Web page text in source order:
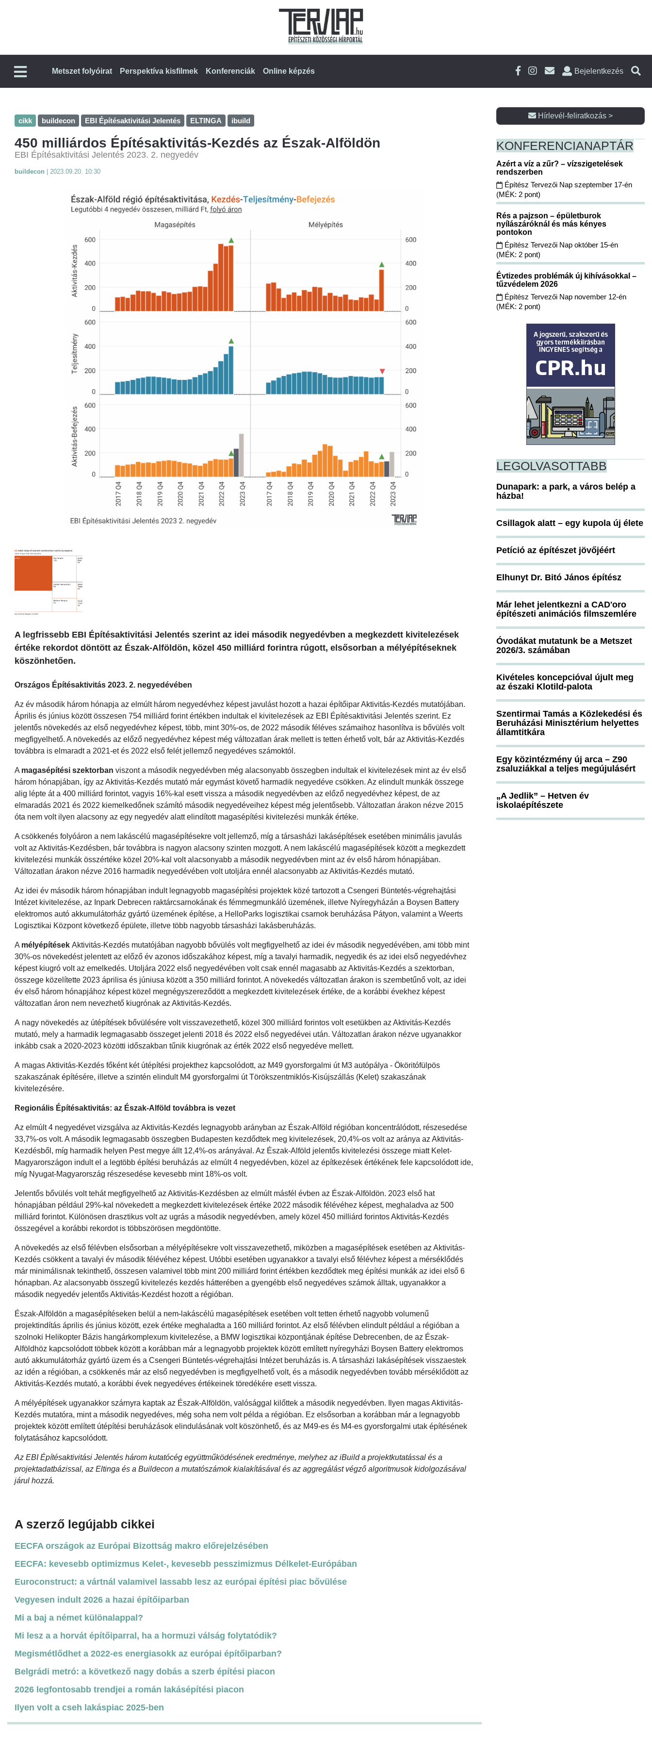
Metszet folyóirat Perspektíva kisfilmek Konferenciák Online képzés Bejelentkezés
cikk buildecon EBI Építésaktivitási Jelentés ELTINGA ibuild
450 milliárdos Építésaktivitás-Kezdés az Észak-Alföldön
EBI Építésaktivitási Jelentés 2023. 2. negyedév
buildecon 2023.09.20. 10:30
A legfrissebb EBI Építésaktivitási Jelentés szerint az idei második negyedévben a megkezdett kivitelezések
értéke rekordot döntött az Észak-Alföldön, közel 450 milliárd forintra rúgott, elsősorban a mélyépítéseknek
köszönhetően.
Országos Építésaktivitás 2023. 2. negyedévében
Az év második három hónapja az elmúlt három negyedévhez képest javulást hozott a hazai építőipar Aktivitás-Kezdés mutatójában.
Április és június között összesen 754 milliárd forint értékben indultak el kivitelezések az EBI Építésaktivitási Jelentés szerint. Ez
jelentős növekedés az első negyedévhez képest, több, mint 30%-os, de 2022 második féléves számaihoz hasonlítva is bővülés volt
megfigyelhető. A növekedés az előző negyedévhez képest még változatlan árak mellett is tetten érhető volt, bár az Aktivitás-Kezdés
továbbra is elmaradt a 2021-et és 2022 első felét jellemző negyedéves számoktól.
A magasépítési szektorban viszont a második negyedévben még alacsonyabb összegben indultak el kivitelezések mint az év első
három hónapjában, így az Aktivitás-Kezdés mutató már egymást követő harmadik negyedéve csökken. Az elindult munkák összege
alig lépte át a 400 milliárd forintot, vagyis 16%-kal esett vissza a második negyedévben az előző negyedévhez képest, de az
elmaradás 2021 és 2022 kiemelkedőnek számító második negyedéveihez képest még jelentősebb. Változatlan árakon nézve 2015
óta nem volt ilyen alacsony az egy negyedév alatt elindított magasépítési kivitelezési munkák értéke.
A csökkenés folyóáron a nem lakáscélú magasépítésekre volt jellemző, míg a társasházi lakásépítések esetében minimális javulás
volt az Aktivitás-Kezdésben, bár továbbra is nagyon alacsony szinten mozgott. A nem lakáscélú magasépítések között a megkezdett
kivitelezési munkák összértéke közel 20%-kal volt alacsonyabb a második negyedévben mint az év első három hónapjában.
Változatlan árakon nézve 2016 harmadik negyedévében volt utoljára ennél alacsonyabb az Aktivitás-Kezdés mutató.
Az idei év második három hónapjában indult legnagyobb magasépítési projektek közé tartozott a Csengeri Büntetés-végrehajtási
Intézet kivitelezése, az Inpark Debrecen raktárcsarnokának és fémmegmunkáló üzemének, illetve Nyíregyházán a Boysen Battery
elektromos autó akkumulátorház gyártó üzemének építése, a HelloParks logisztikai csarnok beruházása Pátyon, valamint a Weerts
Logisztikai Központ következő épülete, illetve több nagyobb társasházi lakásberuházás.
A mélyépítések Aktivitás-Kezdés mutatójában nagyobb bővülés volt megfigyelhető az idei év második negyedévében, ami több mint
30%-os növekedést jelentett az előző év azonos időszakához képest, míg a tavalyi harmadik, negyedik és az idei első negyedévhez
képest kiugró volt az emelkedés. Utoljára 2022 első negyedévében volt csak ennél magasabb az Aktivitás-Kezdés a szektorban,
összege közelítette 2023 áprilisa és júniusa között a 350 milliárd forintot. A növekedés változatlan árakon is szembetűnő volt, az idei
év első három hónapjához képest közel megnégyszereződött a megkezdett kivitelezések értéke, de a korábbi évekhez képest
változatlan áron nem nevezhető kiugrónak az Aktivitás-Kezdés.
A nagy növekedés az útépítések bővülésére volt visszavezethető, közel 300 milliárd forintos volt esetükben az Aktivitás-Kezdés
mutató, mely a harmadik legmagasabb összeget jelenti 2018 és 2022 első negyedévei után. Változatlan árakon nézve ugyanakkor
inkább csak a 2020-2023 közötti időszakban tűnik kiugrónak az érték 2022 első negyedéve mellett.
A magas Aktivitás-Kezdés főként két útépítési projekthez kapcsolódott, az M49 gyorsforgalmi út M3 autópálya - Ököritófülpös
szakaszának építésére, illetve a szintén elindult M4 gyorsforgalmi út Törökszentmiklós-Kisújszállás (Kelet) szakaszának
kivitelezésére.
Regionális Építésaktivitás: az Észak-Alföld továbbra is vezet
Az elmúlt 4 negyedévet vizsgálva az Aktivitás-Kezdés legnagyobb arányban az Észak-Alföld régióban koncentrálódott, részesedése
33,7%-os volt. A második legmagasabb összegben Budapesten kezdődtek meg kivitelezések, 20,4%-os volt az aránya az Aktivitás-
Kezdésből, míg harmadik helyen Pest megye állt 12,4%-os arányával. Az Észak-Alföld jelentős kivitelezési összege miatt Kelet-
Magyarországon indult el a legtöbb építési beruházás az elmúlt 4 negyedévben, közel az építkezések értékének fele kapcsolódott ide,
míg Nyugat-Magyarország részesedése kevesebb mint 18%-os volt.
Jelentős bővülés volt tehát megfigyelhető az Aktivitás-Kezdésben az elmúlt másfél évben az Észak-Alföldön. 2023 első hat
hónapjában például 29%-kal növekedett a megkezdett kivitelezések értéke 2022 második félévéhez képest, meghaladva az 500
milliárd forintot. Különösen drasztikus volt az ugrás a második negyedévben, amely közel 450 milliárd forintos Aktivitás-Kezdés
összegével a korábbi rekordot is többszörösen megdöntötte.
A növekedés az első félévben elsősorban a mélyépítésekre volt visszavezethető, miközben a magasépítések esetében az Aktivitás-
Kezdés csökkent a tavalyi év második félévéhez képest. Utóbbi esetében ugyanakkor a tavalyi első félévhez képest a mérséklődés
már minimálisnak tekinthető, összesen valamivel több mint 200 milliárd forint értékben kezdődtek meg építési munkák az idei első 6
hónapban. Az alacsonyabb összegű kivitelezés kezdés hátterében a gyengébb első negyedéves számok álltak, ugyanakkor a
második negyedév jelentős Aktivitás-Kezdést hozott a régióban.
Észak-Alföldön a magasépítéseken belül a nem-lakáscélú magasépítések esetében volt tetten érhető nagyobb volumenű
projektindítás április és június között, ezek értéke meghaladta a 160 milliárd forintot. Az első félévben elindult például a régióban a
szolnoki Helikopter Bázis hangárkomplexum kivitelezése, a BMW logisztikai központjának építése Debrecenben, de az Észak-
Alföldhöz kapcsolódott többek között a korábban már a legnagyobb projektek között említett nyíregyházi Boysen Battery elektromos
autó akkumulátorház gyártó üzem és a Csengeri Büntetés-végrehajtási Intézet beruházás is. A társasházi lakásépítések visszaestek
az idén a régióban, a csökkenés már az első negyedévben is megfigyelhető volt, és a második negyedévben tovább mérséklődött az
Aktivitás-Kezdés mutató, a korábbi évek negyedéves értékeinek töredékére esett vissza.
A mélyépítések ugyanakkor szárnyra kaptak az Észak-Alföldön, valósággal kilőttek a második negyedévben. Ilyen magas Aktivitás-
Kezdés mutatóra, mint a második negyedéves, még soha nem volt példa a régióban. Ez elsősorban a korábban már a legnagyobb
projektek között említett útépítési beruházások elindulásának volt köszönhető, és az M49-es és M4-es gyorsforgalmi utak építésének
folytatásához kapcsolódott.
Az EBI Építésaktivitási Jelentés három kutatócég együttműködésének eredménye, melyhez az iBuild a projektkutatással és a
projektadatbázissal, az Eltinga és a Buildecon a mutatószámok kialakításával és az aggregálást végző algoritmusok kidolgozásával
járul hozzá.
A szerző legújabb cikkei
EECFA országok az Európai Bizottság makro előrejelzésében
EECFA: kevesebb optimizmus Kelet-, kevesebb pesszimizmus Délkelet-Európában
Euroconstruct: a vártnál valamivel lassabb lesz az európai építési piac bővülése
Vegyesen indult 2026 a hazai építőiparban
Mi a baj a német különalappal?
Mi lesz a a horvát építőiparral, ha a hormuzi válság folytatódik?
Megismétlődhet a 2022-es energiasokk az európai építőiparban?
Belgrádi metró: a következő nagy dobás a szerb építési piacon
2026 legfontosabb trendjei a román lakásépítési piacon
Ilyen volt a cseh lakáspiac 2025-ben
Hírlevél-feliratkozás >
KONFERENCIANAPTÁR
Azért a víz a zűr? – vízszigetelések
rendszerben
Építész Tervezői Nap szeptember 17-én
(MÉK: 2 pont)
Rés a pajzson – épületburok
nyílászáróknál és más kényes
pontokon
Építész Tervezői Nap október 15-én
(MÉK: 2 pont)
Évtizedes problémák új kihívásokkal –
tűzvédelem 2026
Építész Tervezői Nap november 12-én
(MÉK: 2 pont)
LEGOLVASOTTABB
Dunapark: a park, a város belép a
házba!
Csillagok alatt – egy kupola új élete
Petíció az építészet jövőjéért
Elhunyt Dr. Bitó János építész
Már lehet jelentkezni a CAD'oro
építészeti animációs filmszemlére
Óvodákat mutatunk be a Metszet
2026/3. számában
Kivételes koncepcióval újult meg
az északi Klotild-palota
Szentirmai Tamás a Közlekedési és
Beruházási Minisztérium helyettes
államtitkára
Egy közintézmény új arca – Z90
zsaluziákkal a teljes megújulásért
„A Jedlik” – Hetven év
iskolaépítészete